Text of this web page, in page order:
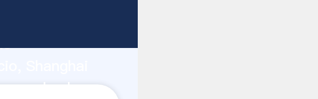
el valor y